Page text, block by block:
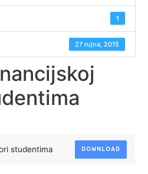
1
27 rujna, 2015
studentima DOWNLOAD